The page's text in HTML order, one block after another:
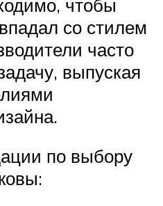
чтобы
со стилем
часто
выпуская
по выбору